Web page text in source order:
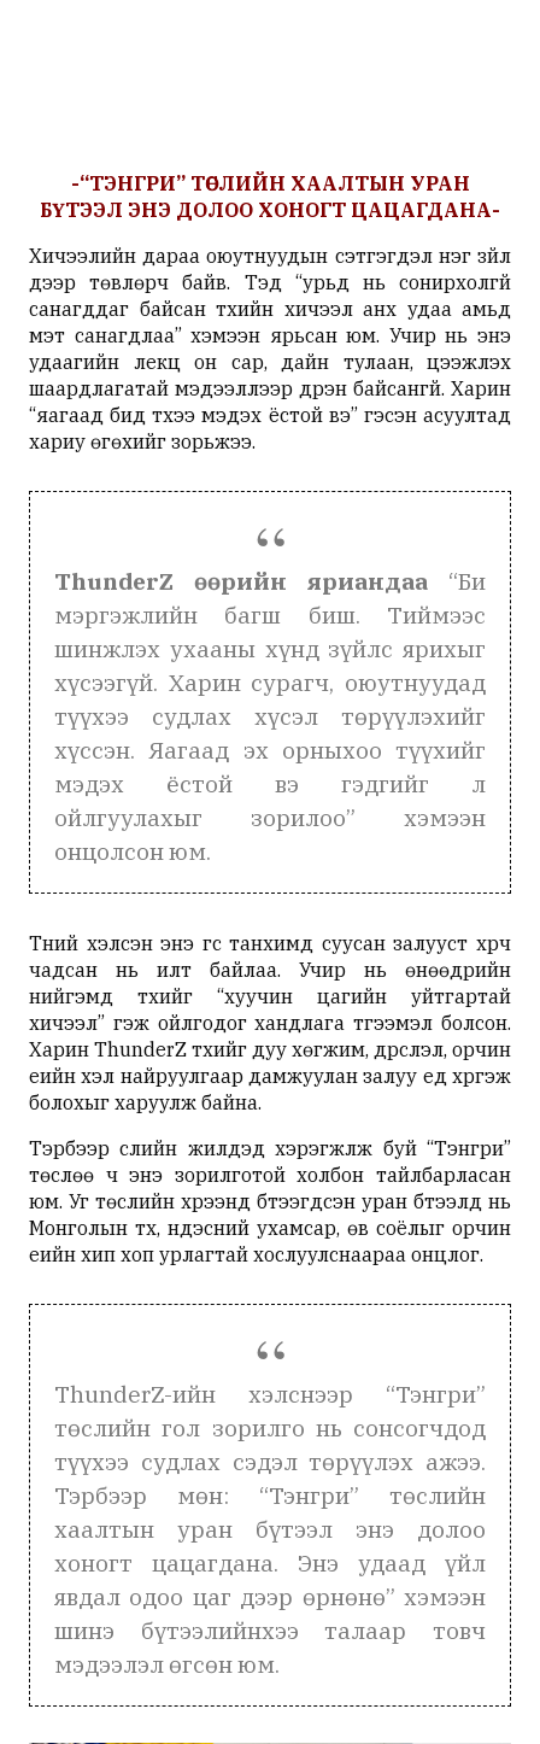
-“ТЭНГРИ” ТӨСЛИЙН ХААЛТЫН УРАН
БҮТЭЭЛ ЭНЭ ДОЛОО ХОНОГТ ЦАЦАГДАНА-
Хичээлийн дараа оюутнуудын сэтгэгдэл нэг зүйл
дээр төвлөрч байв. Тэд “урьд нь сонирхолгүй
санагддаг байсан түүхийн хичээл анх удаа амьд
мэт санагдлаа” хэмээн ярьсан юм. Учир нь энэ
удаагийн лекц он сар, дайн тулаан, цээжлэх
шаардлагатай мэдээллээр дүүрэн байсангүй. Харин
“яагаад бид түүхээ мэдэх ёстой вэ” гэсэн асуултад
хариу өгөхийг зорьжээ.
ThunderZ өөрийн яриандаа “Би
мэргэжлийн багш биш. Тиймээс
шинжлэх ухааны хүнд зүйлс ярихыг
хүсээгүй. Харин сурагч, оюутнуудад
түүхээ судлах хүсэл төрүүлэхийг
хүссэн. Яагаад эх орныхоо түүхийг
мэдэх ёстой вэ гэдгийг л
ойлгуулахыг зорилоо” хэмээн
онцолсон юм.
Түүний хэлсэн энэ үгс танхимд суусан залууст хүрч
чадсан нь илт байлаа. Учир нь өнөөдрийн
нийгэмд түүхийг “хуучин цагийн уйтгартай
хичээл” гэж ойлгодог хандлага түгээмэл болсон.
Харин ThunderZ түүхийг дуу хөгжим, дүрслэл, орчин
үеийн хэл найруулгаар дамжуулан залуу үед хүргэж
болохыг харуулж байна.
Тэрбээр сүүлийн жилүүдэд хэрэгжүүлж буй “Тэнгри”
төслөө ч энэ зорилготой холбон тайлбарласан
юм. Уг төслийн хүрээнд бүтээгдсэн уран бүтээлүүд нь
Монголын түүх, үндэсний ухамсар, өв соёлыг орчин
үеийн хип хоп урлагтай хослуулснаараа онцлог.
ThunderZ-ийн хэлснээр “Тэнгри”
төслийн гол зорилго нь сонсогчдод
түүхээ судлах сэдэл төрүүлэх ажээ.
Тэрбээр мөн: “Тэнгри” төслийн
хаалтын уран бүтээл энэ долоо
хоногт цацагдана. Энэ удаад үйл
явдал одоо цаг дээр өрнөнө” хэмээн
шинэ бүтээлийнхээ талаар товч
мэдээлэл өгсөн юм.